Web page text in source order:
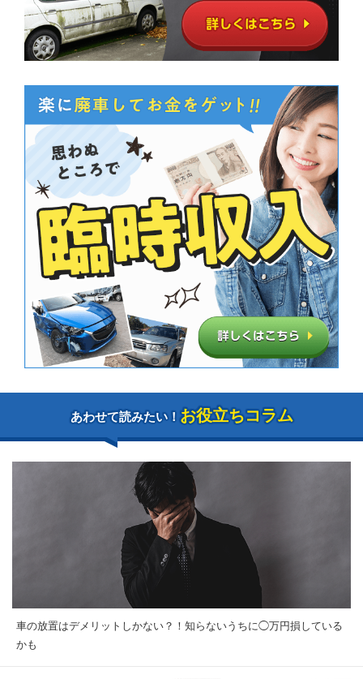
あわせて読みたい！ お役立ちコラム
車の放置はデメリットしかない？！知らないうちに◯万円損している
かも